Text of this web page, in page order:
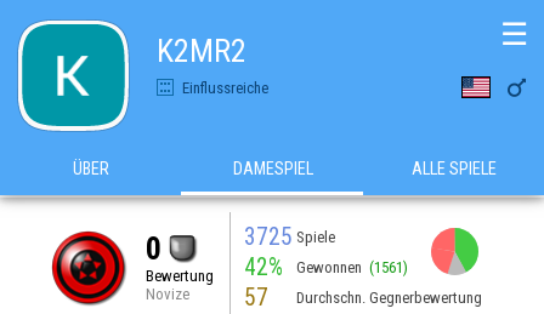
K2MR2
Einflussreiche 
☰
ÜBER DAMESPIEL ALLE SPIELE
0
Bewertung
Novize
3725 Spiele
42% Gewonnen (1561)
57 Durchschn. Gegnerbewertung